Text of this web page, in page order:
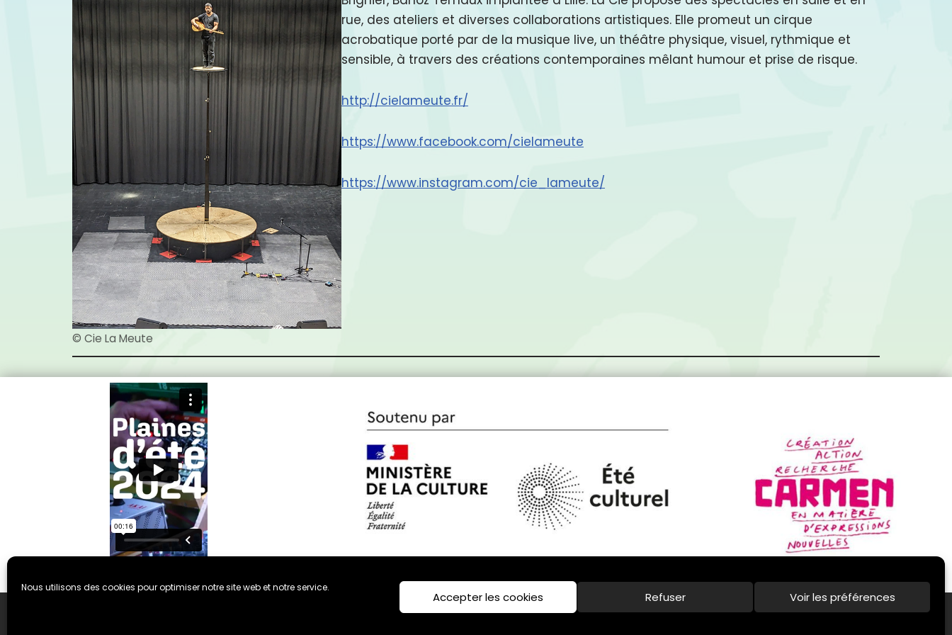
Nous utilisons des cookies pour optimiser notre site web et notre service.
Accepter les cookies Refuser Voir les préférences
© Cie La Meute
rue, des ateliers et diverses collaborations artistiques. Elle promeut un cirque
acrobatique porté par de la musique live, un théâtre physique, visuel, rythmique et
sensible, à travers des créations contemporaines mêlant humour et prise de risque.
http://cielameute.fr/
https://www.facebook.com/cielameute
https://www.instagram.com/cie_lameute/
Politique de cookies (UE) Mentions légales